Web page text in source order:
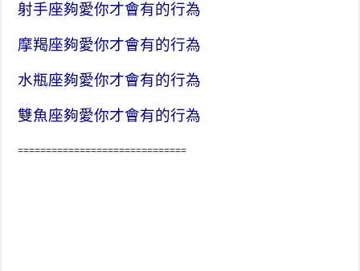
射手座夠愛你才會有的行為
摩羯座夠愛你才會有的行為
水瓶座夠愛你才會有的行為
雙魚座夠愛你才會有的行為
==============================